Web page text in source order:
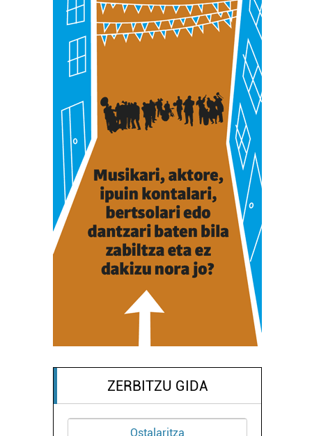
ZERBITZU GIDA
Ostalaritza